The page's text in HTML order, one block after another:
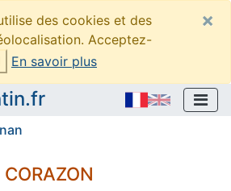
des cookies et des
Acceptez-
En savoir plus
×